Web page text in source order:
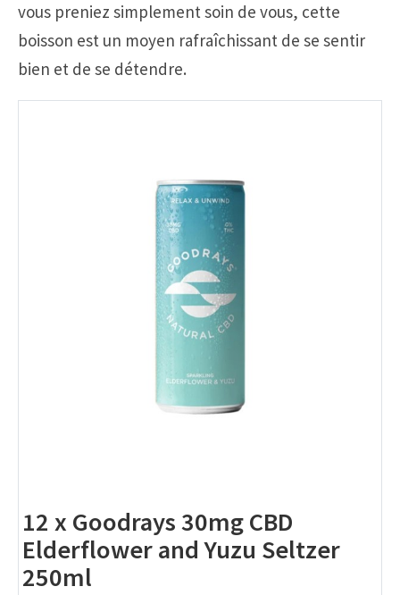
vous preniez simplement soin de vous, cette
boisson est un moyen rafraîchissant de se sentir
bien et de se détendre.
12 x Goodrays 30mg CBD
Elderflower and Yuzu Seltzer
250ml